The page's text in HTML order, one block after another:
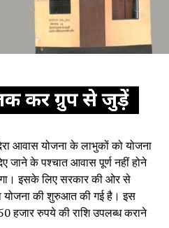
आवास योजना के लाभुकों को योजना
जाने के पश्चात आवास पूर्ण नहीं होने
इसके लिए सरकार की ओर से
योजना की शुरुआत की गई है। इस
हजार रुपये की राशि उपलब्ध कराने